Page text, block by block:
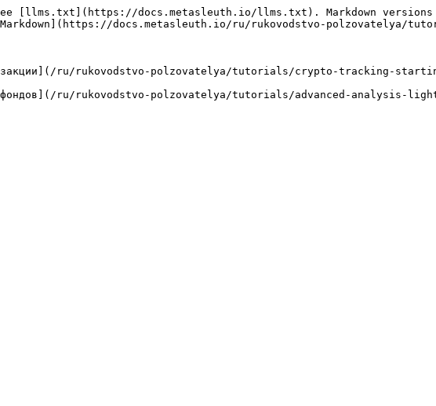
[llms.txt](https://docs.metasleuth.io/llms.txt). Markdown versions
docs.metasleuth.io/ru/rukovodstvo-polzovatelya/
ru/rukovodstvo-polzovatelya/tutorials/crypto-tracking-